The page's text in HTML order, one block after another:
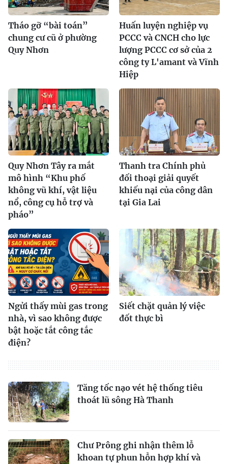
Tháo gỡ “bài toán”
chung cư cũ ở phường
Quy Nhơn
Huấn luyện nghiệp vụ
PCCC và CNCH cho lực
lượng PCCC cơ sở của 2
công ty L'amant và Vĩnh
Hiệp
Quy Nhơn Tây ra mắt
mô hình “Khu phố
không vũ khí, vật liệu
nổ, công cụ hỗ trợ và
pháo”
Thanh tra Chính phủ
đối thoại giải quyết
khiếu nại của công dân
tại Gia Lai
Ngửi thấy mùi gas trong
nhà, vì sao không được
bật hoặc tắt công tắc
điện?
Siết chặt quản lý việc
đốt thực bì
Tăng tốc nạo vét hệ thống tiêu
thoát lũ sông Hà Thanh
Chư Prông ghi nhận thêm lỗ
khoan tự phun hỗn hợp khí và